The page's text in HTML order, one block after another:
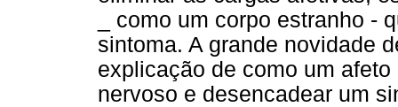
_ como um corpo estranho -
sintoma. A grande novidade
explicação de como um
nervoso e desencadear um